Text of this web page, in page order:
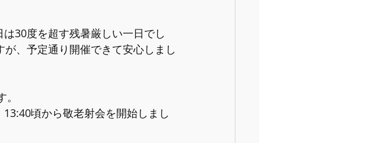
30度を超す残暑厳しい一日でし
、予定通り開催できて安心しまし
頃から敬老射会を開始しまし